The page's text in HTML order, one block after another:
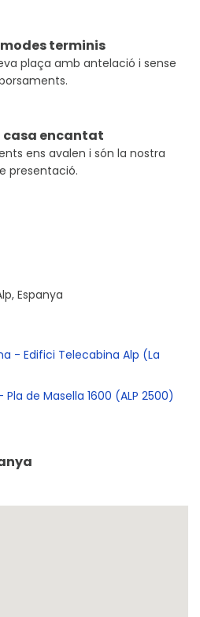
terminis
plaça amb antelació i sense
casa encantat
ens avalen i són la nostra
presentació.
Espanya
- Edifici Telecabina Alp (La
de Masella 1600 (ALP 2500)